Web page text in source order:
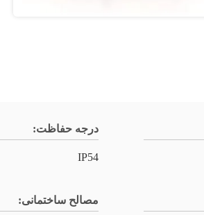
درجه حفاظت:
IP54
مصالح ساختمانی: